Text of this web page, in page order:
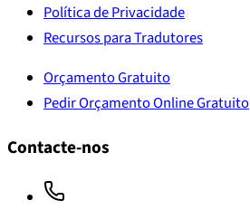
Política de Privacidade
Recursos para Tradutores
Orçamento Gratuito
Pedir Orçamento Online Gratuito
Contacte-nos